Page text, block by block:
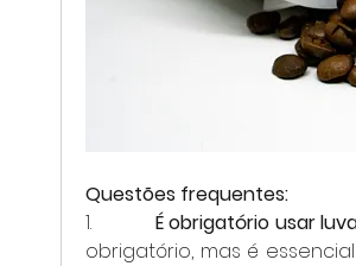
Questões frequentes:
1. É obrigatório usar
obrigatório, mas é